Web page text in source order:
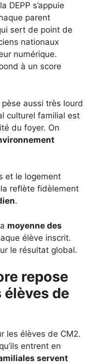
DEPP s’appuie
parent
sert de point de
nationaux
numérique.
à un score
aussi très lourd
culturel familial est
du foyer. On
et le logement
reflète fidèlement
.
moyenne des
élève inscrit.
le résultat global.
repose
de
les élèves de CM2.
entrent en
servent